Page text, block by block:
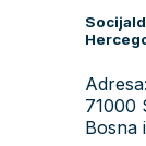
71000
Bosna